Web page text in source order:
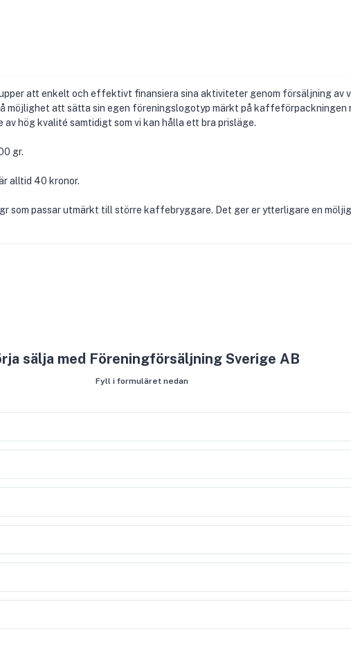
att enkelt och effektivt finansiera sina aktiviteter genom försäljning av
möjlighet att sätta sin egen föreningslogotyp märkt på kaffeförpackningen
hög kvalité samtidigt som vi kan hålla ett bra prisläge.
gr.
alltid 40 kronor.
som passar utmärkt till större kaffebryggare. Det ger er ytterligare en
sälja med Föreningförsäljning Sverige AB
Fyll i formuläret nedan